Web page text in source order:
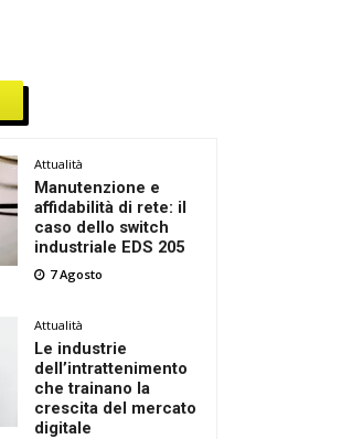
Attualità
Manutenzione e
affidabilità di rete: il
caso dello switch
industriale EDS 205
7 Agosto
Attualità
Le industrie
dell’intrattenimento
che trainano la
crescita del mercato
digitale